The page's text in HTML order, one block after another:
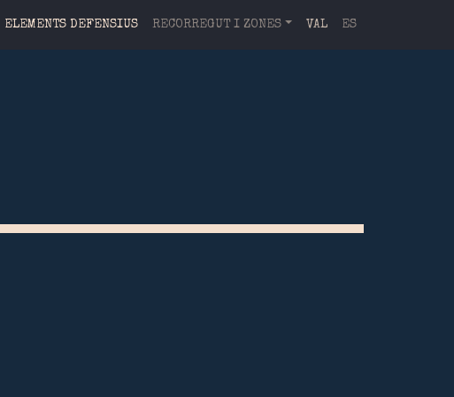
ELEMENTS DEFENSIUS RECORREGUT I ZONES VAL ES